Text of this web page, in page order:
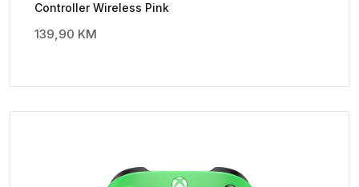
Controller Wireless Pink
139,90 KM